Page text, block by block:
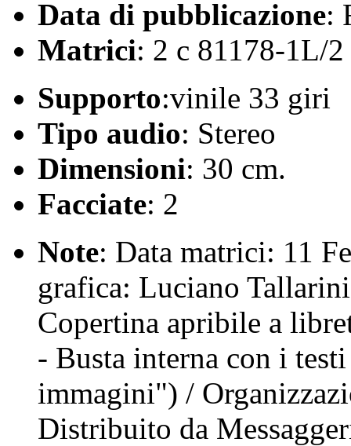
Data di pubblicazione:
Matrici: 2 c 81178-1L/
Supporto:vinile 33 giri
Tipo audio: Stereo
Dimensioni: 30 cm.
Facciate: 2
Note: Data matrici: 11
grafica: Luciano
Copertina apribile a
- Busta interna con i
immagini") /
Distribuito da